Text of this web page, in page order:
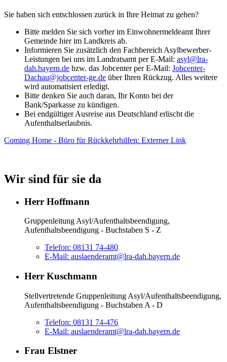
Sie haben sich entschlossen zurück in Ihre Heimat zu gehen?
Bitte melden Sie sich vorher im Einwohnermeldeamt Ihrer
Gemeinde hier im Landkreis ab.
Informieren Sie zusätzlich den Fachbereich Asylbewerber-
Leistungen bei uns im Landratsamt per E-Mail: asyl@lra-
dah.bayern.de bzw. das Jobcenter per E-Mail: Jobcenter-
Dachau@jobcenter-ge.de über Ihren Rückzug. Alles weitere
wird automatisiert erledigt.
Bitte denken Sie auch daran, Ihr Konto bei der
Bank/Sparkasse zu kündigen.
Bei endgültiger Ausreise aus Deutschland erlischt die
Aufenthaltserlaubnis.
Coming Home - Büro für Rückkehrhilfen: Externer Link
Wir sind für sie da
Herr Hoffmann
Gruppenleitung Asyl/Aufenthaltsbeendigung,
Aufenthaltsbeendigung - Buchstaben S - Z
Telefon: 08131 74-480
E-Mail: auslaenderamt@lra-dah.bayern.de
Herr Kuschmann
Stellvertretende Gruppenleitung Asyl/Aufenthaltsbeendigung,
Aufenthaltsbeendigung - Buchstaben A - D
Telefon: 08131 74-476
E-Mail: auslaenderamt@lra-dah.bayern.de
Frau Elstner